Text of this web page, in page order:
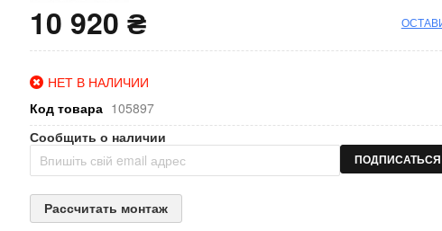
10 920 ₴
НЕТ В НАЛИЧИИ
Код товара 105897
Сообщить о наличии
ПОДПИСАТЬСЯ
Рассчитать монтаж